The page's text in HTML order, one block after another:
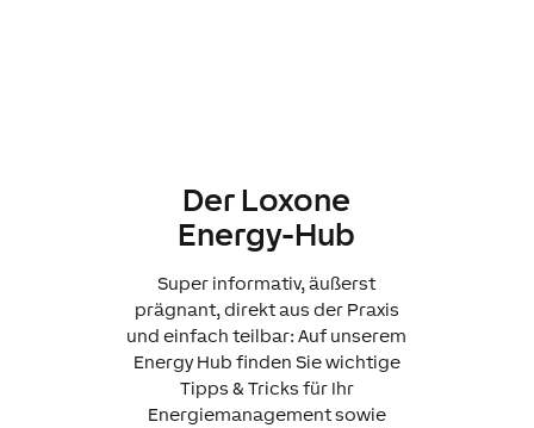
Der Loxone
Energy-Hub
Super informativ, äußerst
prägnant, direkt aus der Praxis
und einfach teilbar: Auf unserem
Energy Hub finden Sie wichtige
Tipps & Tricks für Ihr
Energiemanagement sowie